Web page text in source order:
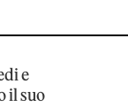
e
il suo